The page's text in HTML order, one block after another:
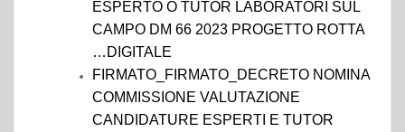
ESPERTO O TUTOR LABORATORI SUL
CAMPO DM 66 2023 PROGETTO ROTTA
…DIGITALE
FIRMATO_FIRMATO_DECRETO NOMINA
COMMISSIONE VALUTAZIONE
CANDIDATURE ESPERTI E TUTOR